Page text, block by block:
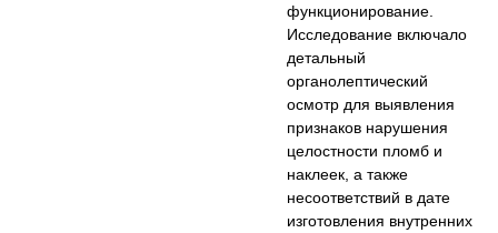
функционирование.
Исследование включало
детальный
органолептический
осмотр для выявления
признаков нарушения
целостности пломб и
наклеек, а также
несоответствий в дате
изготовления внутренних